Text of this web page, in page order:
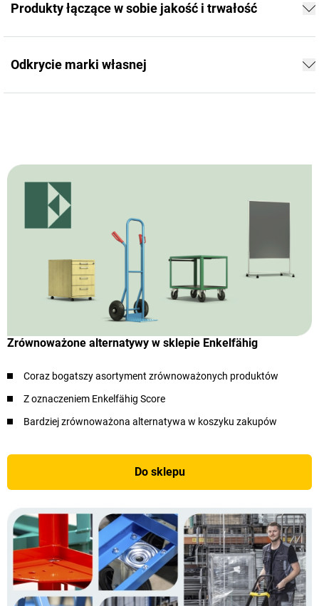
Produkty łączące w sobie jakość i trwałość
Odkrycie marki własnej
Zrównoważone alternatywy w sklepie Enkelfähig
Coraz bogatszy asortyment zrównoważonych produktów
Z oznaczeniem Enkelfähig Score
Bardziej zrównoważona alternatywa w koszyku zakupów
Do sklepu